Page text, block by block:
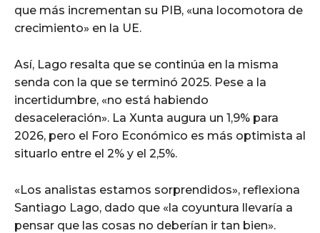
que más incrementan su PIB, «una locomotora de
crecimiento» en la UE.
Así, Lago resalta que se continúa en la misma
senda con la que se terminó 2025. Pese a la
incertidumbre, «no está habiendo
desaceleración». La Xunta augura un 1,9% para
2026, pero el Foro Económico es más optimista al
situarlo entre el 2% y el 2,5%.
«Los analistas estamos sorprendidos», reflexiona
Santiago Lago, dado que «la coyuntura llevaría a
pensar que las cosas no deberían ir tan bien».